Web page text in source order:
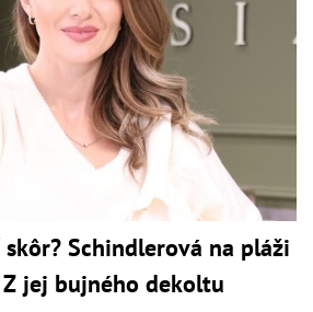
Schindlerová na pláži
jej bujného dekoltu